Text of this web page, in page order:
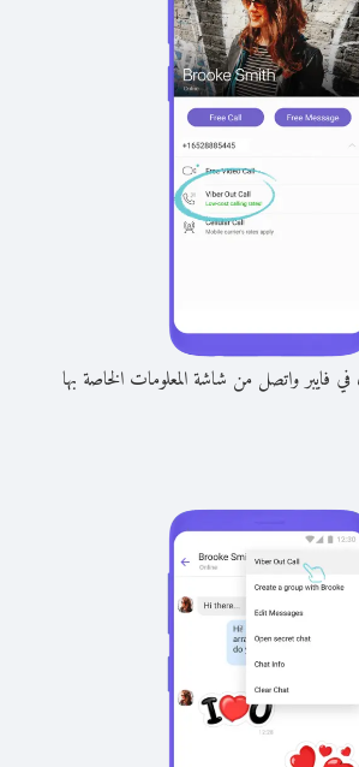
فايبر واتصل من شاشة المعلومات الخاصة بها